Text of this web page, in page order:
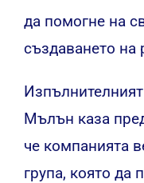
да помогне на
създаването на
Мълън каза
че компанията
група, която да